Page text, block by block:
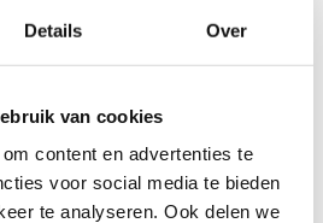
Details Over
van cookies
content en advertenties te
voor social media te bieden
te analyseren. Ook delen we
Eefde, Epse
Gorssel, Harfsen, Joppe,